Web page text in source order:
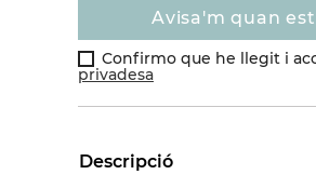
avisa'm quan
Confirmo que he llegit i
privadesa
Descripció